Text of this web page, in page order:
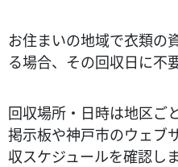
お住まいの地域で衣類の
る場合、その回収日に不
回収場所・日時は地区ご
掲示板や神戸市のウェブ
収スケジュールを確認し